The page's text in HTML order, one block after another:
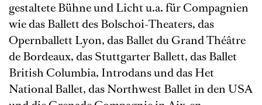
gestaltete Bühne und Licht u.a. für Compagnien
wie das Ballett des Bolschoi-Theaters, das
Opernballett Lyon, das Ballet du Grand Théâtre
de Bordeaux, das Stuttgarter Ballett, das Ballet
British Columbia, Introdans und das Het
National Ballet, das Northwest Ballet in den USA